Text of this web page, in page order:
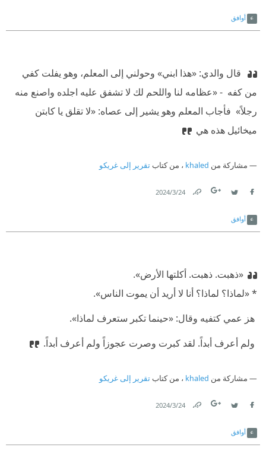
أوافق
‫ قال والدي: «هذا ابني» وحولني إلى المعلم، وهو يفلت كفي
من كفه ‫ - «عظامه لنا واللحم لك لا تشفق عليه اجلده واصنع منه
رجلاً» ‫ فأجاب المعلم وهو يشير إلى عصاه: «لا تقلق يا كابتن
ميخائيل هذه هي
مشاركة من khaled ، من كتابتقرير إلى غريكو
24‏/3‏/2024
أوافق
«ذهبت. ذهبت. أكلتها الأرض».
‫* «لماذا؟ لماذا؟ أنا لا أريد أن يموت الناس».
‫ هز عمي كتفيه وقال: «حينما تكبر ستعرف لماذا».
‫ ولم أعرف أبداً. لقد كبرت وصرت عجوزاً ولم أعرف أبداً.
مشاركة من khaled ، من كتابتقرير إلى غريكو
24‏/3‏/2024
أوافق